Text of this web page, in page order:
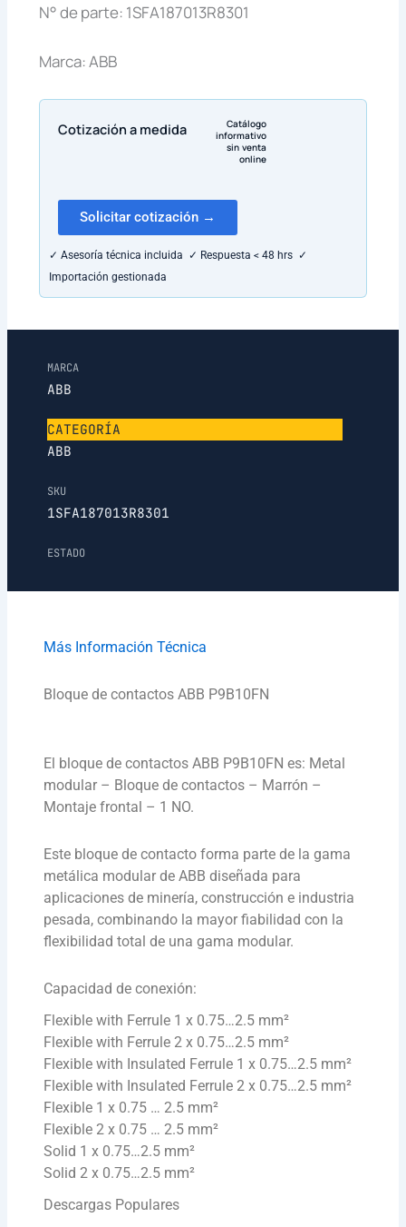
N° de parte: 1SFA187013R8301
Marca: ABB
Cotización a medida
Catálogo
informativo
sin venta
online
Solicitar cotización →
✓ Asesoría técnica incluida ✓ Respuesta < 48 hrs ✓
Importación gestionada
MARCA
ABB
CATEGORÍA
ABB
SKU
1SFA187013R8301
ESTADO
Más Información Técnica
Bloque de contactos ABB P9B10FN
El bloque de contactos ABB P9B10FN es: Metal
modular – Bloque de contactos – Marrón –
Montaje frontal – 1 NO.
Este bloque de contacto forma parte de la gama
metálica modular de ABB diseñada para
aplicaciones de minería, construcción e industria
pesada, combinando la mayor fiabilidad con la
flexibilidad total de una gama modular.
Capacidad de conexión:
Flexible with Ferrule 1 x 0.75…2.5 mm²
Flexible with Ferrule 2 x 0.75…2.5 mm²
Flexible with Insulated Ferrule 1 x 0.75…2.5 mm²
Flexible with Insulated Ferrule 2 x 0.75…2.5 mm²
Flexible 1 x 0.75 … 2.5 mm²
Flexible 2 x 0.75 … 2.5 mm²
Solid 1 x 0.75…2.5 mm²
Solid 2 x 0.75…2.5 mm²
Descargas Populares